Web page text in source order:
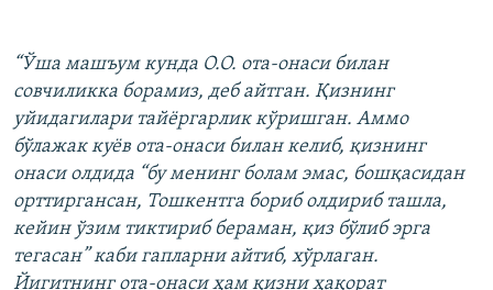
“Ўша машъум кунда О.О. ота-онаси билан
совчиликка борамиз, деб айтган. Қизнинг
уйидагилари тайёргарлик кўришган. Аммо
бўлажак куёв ота-онаси билан келиб, қизнинг
онаси олдида “бу менинг болам эмас, бошқасидан
орттиргансан, Тошкентга бориб олдириб ташла,
кейин ўзим тиктириб бераман, қиз бўлиб эрга
тегасан” каби гапларни айтиб, хўрлаган.
Йигитнинг ота-онаси ҳам қизни ҳақорат